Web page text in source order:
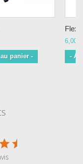
panier -
6,00 €
-